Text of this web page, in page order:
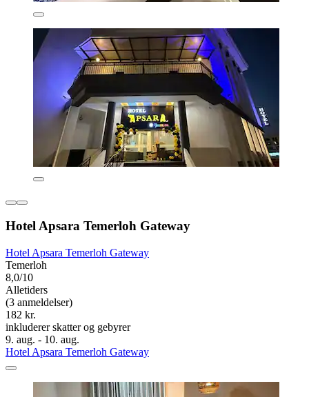
Hotel Apsara Temerloh Gateway
Hotel Apsara Temerloh Gateway
Temerloh
8,0/10
Alletiders
(3 anmeldelser)
182 kr.
inkluderer skatter og gebyrer
9. aug. - 10. aug.
Hotel Apsara Temerloh Gateway